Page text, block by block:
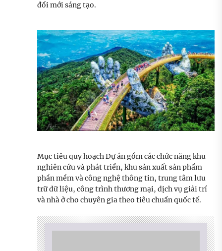
đổi mới sáng tạo.
Mục tiêu quy hoạch Dự án gồm các chức năng khu
nghiên cứu và phát triển, khu sản xuất sản phẩm
phần mềm và công nghệ thông tin, trung tâm lưu
trữ dữ liệu, công trình thương mại, dịch vụ giải trí
và nhà ở cho chuyên gia theo tiêu chuẩn quốc tế.